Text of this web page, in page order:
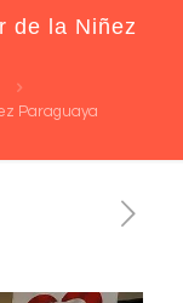
de la Niñez
Paraguaya